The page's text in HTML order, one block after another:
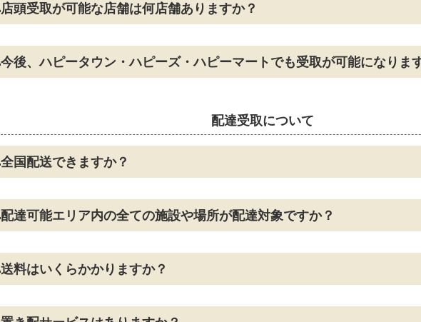
店頭受取が可能な店舗は何店舗ありますか？
今後、ハピータウン・ハピーズ・ハピーマートでも受取が可能になりま
配達受取について
全国配送できますか？
配達可能エリア内の全ての施設や場所が配達対象ですか？
送料はいくらかかりますか？